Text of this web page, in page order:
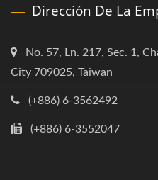
Dirección De La
No. 57, Ln. 217, Sec. 1,
City 709025, Taiwan
(+886) 6-3562492
(+886) 6-3552047